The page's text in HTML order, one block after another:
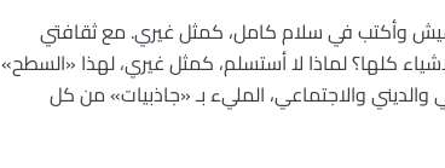
وأكتب في سلام كامل، كمثل غيري. مع ثقافتي
كلها؟ لماذا لا أستسلم، كمثل غيري، لهذا «السطح»
والديني والاجتماعي، المليء بـ «جاذبيات» من كل